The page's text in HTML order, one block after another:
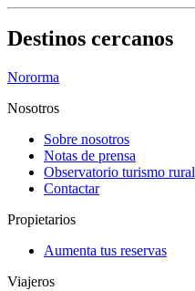
Destinos cercanos
Nororma
Nosotros
Sobre nosotros
Notas de prensa
Observatorio turismo rural
Contactar
Propietarios
Aumenta tus reservas
Viajeros